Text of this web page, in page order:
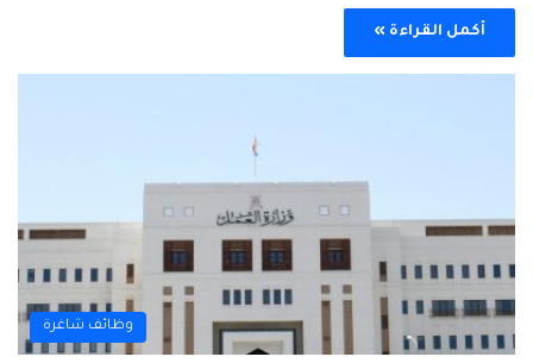
أكمل القراءة »
وظائف شاغرة